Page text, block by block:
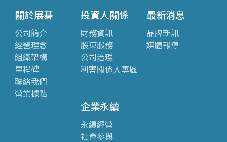
關於展碁
公司簡介
經營理念
組織架構
里程碑
聯絡我們
營業據點
投資人關係
財務資訊
股東服務
公司治理
利害關係人專區
最新消息
品牌新訊
媒體報導
企業永續
永續經營
社會參與